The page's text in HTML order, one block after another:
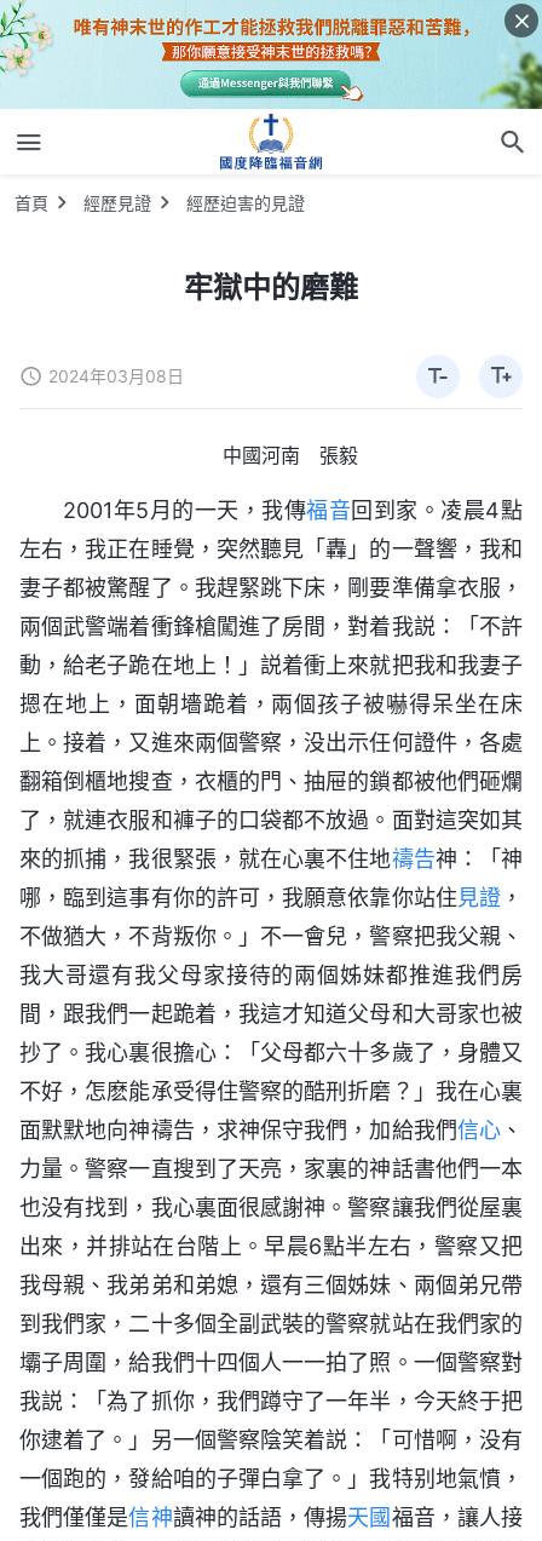
首頁 經歷見證 經歷迫害的見證
牢獄中的磨難
2024年03月08日
中國河南 張毅
2001年5月的一天，我傳福音回到家。凌晨4點
左右，我正在睡覺，突然聽見「轟」的一聲響，我和
妻子都被驚醒了。我趕緊跳下床，剛要準備拿衣服，
兩個武警端着衝鋒槍闖進了房間，對着我説：「不許
動，給老子跪在地上！」説着衝上來就把我和我妻子
摁在地上，面朝墻跪着，兩個孩子被嚇得呆坐在床
上。接着，又進來兩個警察，没出示任何證件，各處
翻箱倒櫃地搜查，衣櫃的門、抽屉的鎖都被他們砸爛
了，就連衣服和褲子的口袋都不放過。面對這突如其
來的抓捕，我很緊張，就在心裏不住地禱告神：「神
哪，臨到這事有你的許可，我願意依靠你站住見證 ，
不做猶大，不背叛你。」不一會兒，警察把我父親、
我大哥還有我父母家接待的兩個姊妹都推進我們房
間，跟我們一起跪着，我這才知道父母和大哥家也被
抄了。我心裏很擔心：「父母都六十多歲了，身體又
不好，怎麽能承受得住警察的酷刑折磨？」我在心裏
面默默地向神禱告，求神保守我們，加給我們信心 、
力量。警察一直搜到了天亮，家裏的神話書他們一本
也没有找到，我心裏面很感謝神。警察讓我們從屋裏
出來，并排站在台階上。早晨6點半左右，警察又把
我母親、我弟弟和弟媳，還有三個姊妹、兩個弟兄帶
到我們家，二十多個全副武裝的警察就站在我們家的
壩子周圍，給我們十四個人一一拍了照。一個警察對
我説：「為了抓你，我們蹲守了一年半，今天終于把
你逮着了。」另一個警察陰笑着説：「可惜啊，没有
一個跑的，發給咱的子彈白拿了。」我特别地氣憤，
我們僅僅是信神讀神的話語，傳揚天國福音，讓人接